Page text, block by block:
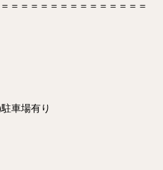
＝＝＝＝＝＝＝＝＝＝＝＝＝＝
車場有り